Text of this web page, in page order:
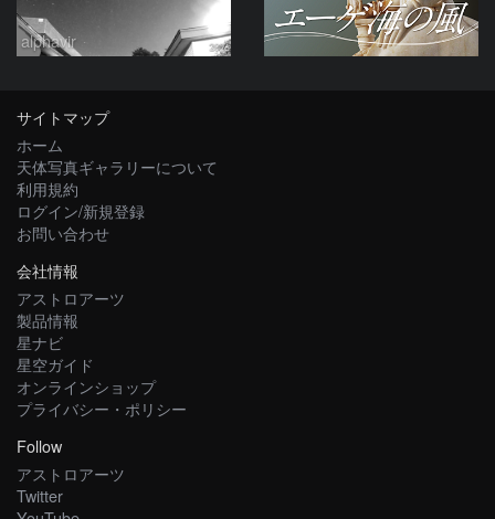
alphavir
サイトマップ
ホーム
天体写真ギャラリーについて
利用規約
ログイン/新規登録
お問い合わせ
会社情報
アストロアーツ
製品情報
星ナビ
星空ガイド
オンラインショップ
プライバシー・ポリシー
Follow
アストロアーツ
Twitter